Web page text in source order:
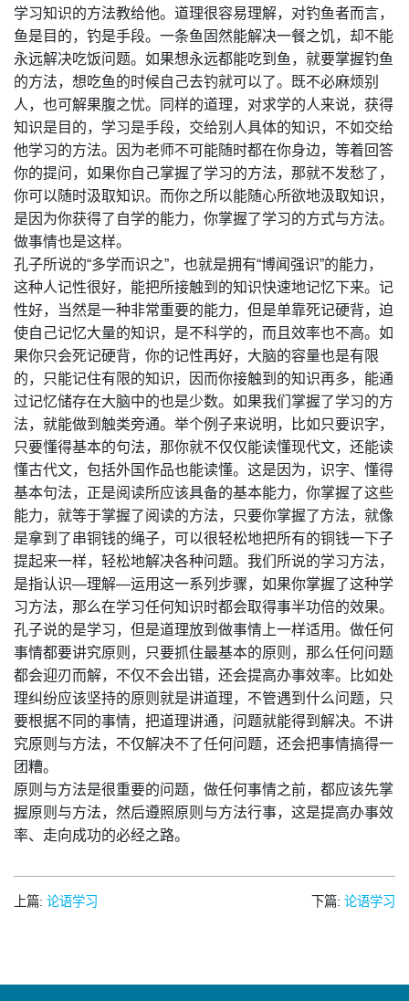
学习知识的方法教给他。道理很容易理解，对钓鱼者而言，
鱼是目的，钓是手段。一条鱼固然能解决一餐之饥，却不能
永远解决吃饭问题。如果想永远都能吃到鱼，就要掌握钓鱼
的方法，想吃鱼的时候自己去钓就可以了。既不必麻烦别
人，也可解果腹之忧。同样的道理，对求学的人来说，获得
知识是目的，学习是手段，交给别人具体的知识，不如交给
他学习的方法。因为老师不可能随时都在你身边，等着回答
你的提问，如果你自己掌握了学习的方法，那就不发愁了，
你可以随时汲取知识。而你之所以能随心所欲地汲取知识，
是因为你获得了自学的能力，你掌握了学习的方式与方法。
做事情也是这样。
孔子所说的“多学而识之”，也就是拥有“博闻强识”的能力，
这种人记性很好，能把所接触到的知识快速地记忆下来。记
性好，当然是一种非常重要的能力，但是单靠死记硬背，迫
使自己记忆大量的知识，是不科学的，而且效率也不高。如
果你只会死记硬背，你的记性再好，大脑的容量也是有限
的，只能记住有限的知识，因而你接触到的知识再多，能通
过记忆储存在大脑中的也是少数。如果我们掌握了学习的方
法，就能做到触类旁通。举个例子来说明，比如只要识字，
只要懂得基本的句法，那你就不仅仅能读懂现代文，还能读
懂古代文，包括外国作品也能读懂。这是因为，识字、懂得
基本句法，正是阅读所应该具备的基本能力，你掌握了这些
能力，就等于掌握了阅读的方法，只要你掌握了方法，就像
是拿到了串铜钱的绳子，可以很轻松地把所有的铜钱一下子
提起来一样，轻松地解决各种问题。我们所说的学习方法，
是指认识—理解—运用这一系列步骤，如果你掌握了这种学
习方法，那么在学习任何知识时都会取得事半功倍的效果。
孔子说的是学习，但是道理放到做事情上一样适用。做任何
事情都要讲究原则，只要抓住最基本的原则，那么任何问题
都会迎刃而解，不仅不会出错，还会提高办事效率。比如处
理纠纷应该坚持的原则就是讲道理，不管遇到什么问题，只
要根据不同的事情，把道理讲通，问题就能得到解决。不讲
究原则与方法，不仅解决不了任何问题，还会把事情搞得一
团糟。
原则与方法是很重要的问题，做任何事情之前，都应该先掌
握原则与方法，然后遵照原则与方法行事，这是提高办事效
率、走向成功的必经之路。
上篇: 论语学习 下篇: 论语学习